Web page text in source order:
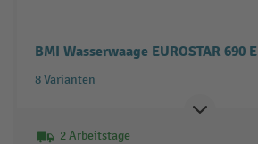
BMI Wasserwaage EUROSTAR 690 E
8 Varianten
2 Arbeitstage